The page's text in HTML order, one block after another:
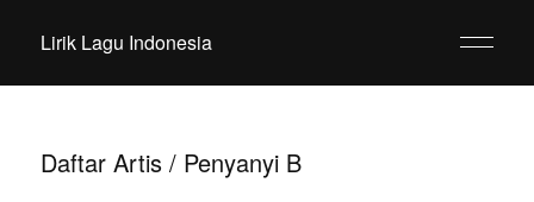
Lirik Lagu Indonesia
Daftar Artis / Penyanyi B